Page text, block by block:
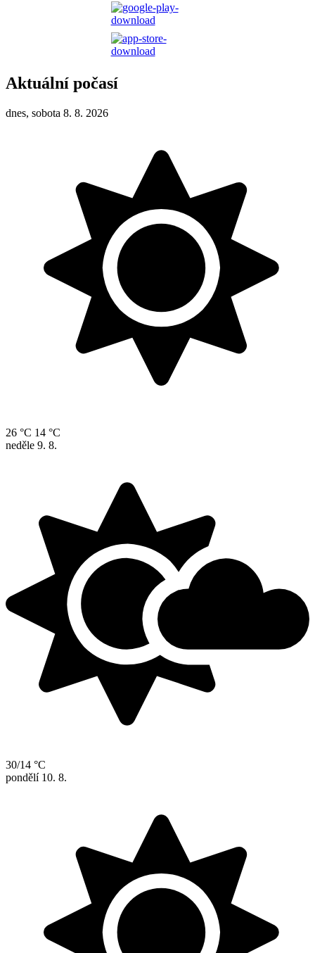
Aktuální počasí
dnes, sobota 8. 8. 2026
26 °C 14 °C
neděle 9. 8.
30/14 °C
pondělí 10. 8.